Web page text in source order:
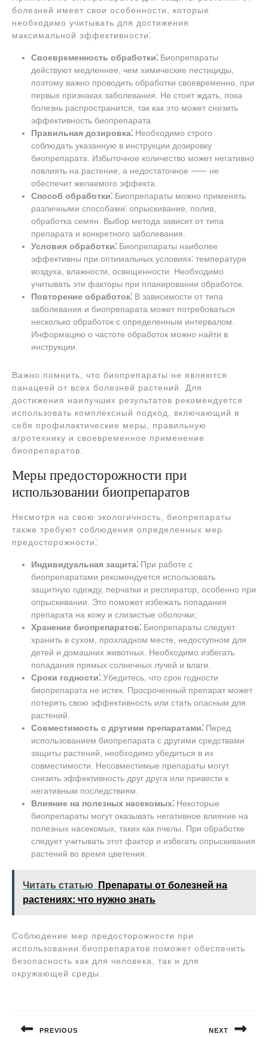
болезней имеет свои особенности, которые
необходимо учитывать для достижения
максимальной эффективности⁚
Своевременность обработки⁚ Биопрепараты
действуют медленнее, чем химические пестициды,
поэтому важно проводить обработки своевременно, при
первых признаках заболевания. Не стоит ждать, пока
болезнь распространится, так как это может снизить
эффективность биопрепарата.
Правильная дозировка⁚ Необходимо строго
соблюдать указанную в инструкции дозировку
биопрепарата. Избыточное количество может негативно
повлиять на растение, а недостаточное ⸺ не
обеспечит желаемого эффекта.
Способ обработки⁚ Биопрепараты можно применять
различными способами⁚ опрыскивание, полив,
обработка семян. Выбор метода зависит от типа
препарата и конкретного заболевания.
Условия обработки⁚ Биопрепараты наиболее
эффективны при оптимальных условиях⁚ температуре
воздуха, влажности, освещенности. Необходимо
учитывать эти факторы при планировании обработок.
Повторение обработок⁚ В зависимости от типа
заболевания и биопрепарата может потребоваться
несколько обработок с определенным интервалом.
Информацию о частоте обработок можно найти в
инструкции.
Важно помнить, что биопрепараты не являются
панацеей от всех болезней растений. Для
достижения наилучших результатов рекомендуется
использовать комплексный подход, включающий в
себя профилактические меры, правильную
агротехнику и своевременное применение
биопрепаратов.
Меры предосторожности при
использовании биопрепаратов
Несмотря на свою экологичность, биопрепараты
также требуют соблюдения определенных мер
предосторожности⁚
Индивидуальная защита⁚ При работе с
биопрепаратами рекомендуется использовать
защитную одежду, перчатки и респиратор, особенно при
опрыскивании. Это поможет избежать попадания
препарата на кожу и слизистые оболочки;
Хранение биопрепаратов⁚ Биопрепараты следует
хранить в сухом, прохладном месте, недоступном для
детей и домашних животных. Необходимо избегать
попадания прямых солнечных лучей и влаги.
Сроки годности⁚ Убедитесь, что срок годности
биопрепарата не истек. Просроченный препарат может
потерять свою эффективность или стать опасным для
растений.
Совместимость с другими препаратами⁚ Перед
использованием биопрепарата с другими средствами
защиты растений, необходимо убедиться в их
совместимости. Несовместимые препараты могут
снизить эффективность друг друга или привести к
негативным последствиям.
Влияние на полезных насекомых⁚ Некоторые
биопрепараты могут оказывать негативное влияние на
полезных насекомых, таких как пчелы. При обработке
следует учитывать этот фактор и избегать опрыскивания
растений во время цветения.
Читать статью
Препараты от болезней на
растениях: что нужно знать
Соблюдение мер предосторожности при
использовании биопрепаратов поможет обеспечить
безопасность как для человека, так и для
окружающей среды.
PREVIOUS NEXT